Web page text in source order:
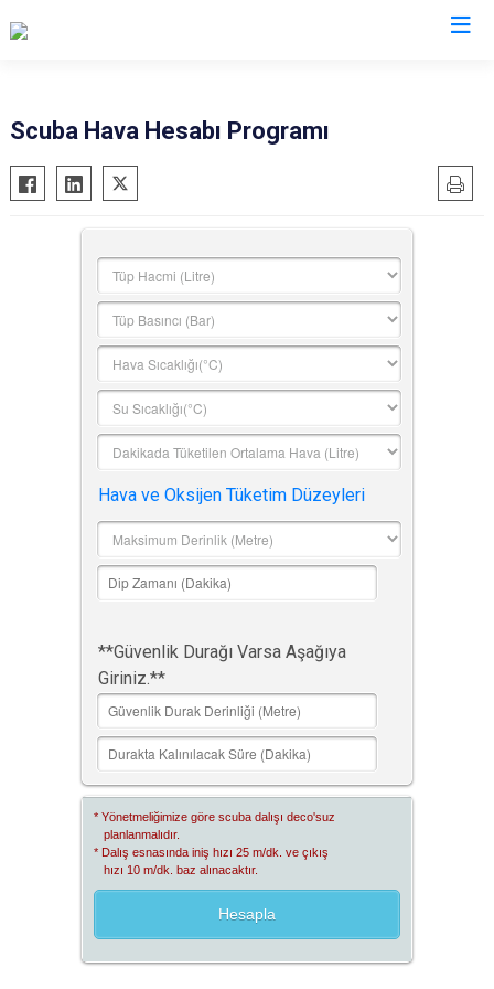
Scuba Hava Hesabı Programı
Hava ve Oksijen Tüketim Düzeyleri
**Güvenlik Durağı Varsa Aşağıya
Giriniz.**
* Yönetmeliğimize göre scuba dalışı deco'suz
planlanmalıdır.
* Dalış esnasında iniş hızı 25 m/dk. ve çıkış
hızı 10 m/dk. baz alınacaktır.
Hesapla